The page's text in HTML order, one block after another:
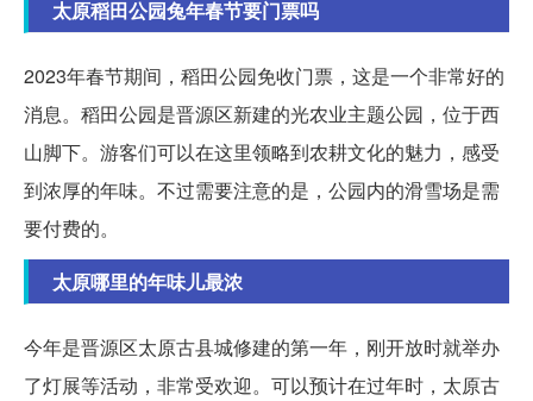
太原稻田公园兔年春节要门票吗
2023年春节期间，稻田公园免收门票，这是一个非常好的
消息。稻田公园是晋源区新建的光农业主题公园，位于西
山脚下。游客们可以在这里领略到农耕文化的魅力，感受
到浓厚的年味。不过需要注意的是，公园内的滑雪场是需
要付费的。
太原哪里的年味儿最浓
今年是晋源区太原古县城修建的第一年，刚开放时就举办
了灯展等活动，非常受欢迎。可以预计在过年时，太原古